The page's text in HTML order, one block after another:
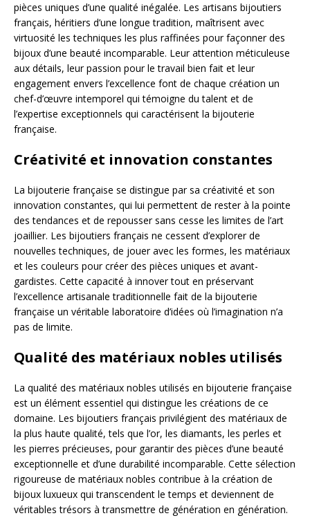
pièces uniques d’une qualité inégalée. Les artisans bijoutiers
français, héritiers d’une longue tradition, maîtrisent avec
virtuosité les techniques les plus raffinées pour façonner des
bijoux d’une beauté incomparable. Leur attention méticuleuse
aux détails, leur passion pour le travail bien fait et leur
engagement envers l’excellence font de chaque création un
chef-d’œuvre intemporel qui témoigne du talent et de
l’expertise exceptionnels qui caractérisent la bijouterie
française.
Créativité et innovation constantes
La bijouterie française se distingue par sa créativité et son
innovation constantes, qui lui permettent de rester à la pointe
des tendances et de repousser sans cesse les limites de l’art
joaillier. Les bijoutiers français ne cessent d’explorer de
nouvelles techniques, de jouer avec les formes, les matériaux
et les couleurs pour créer des pièces uniques et avant-
gardistes. Cette capacité à innover tout en préservant
l’excellence artisanale traditionnelle fait de la bijouterie
française un véritable laboratoire d’idées où l’imagination n’a
pas de limite.
Qualité des matériaux nobles utilisés
La qualité des matériaux nobles utilisés en bijouterie française
est un élément essentiel qui distingue les créations de ce
domaine. Les bijoutiers français privilégient des matériaux de
la plus haute qualité, tels que l’or, les diamants, les perles et
les pierres précieuses, pour garantir des pièces d’une beauté
exceptionnelle et d’une durabilité incomparable. Cette sélection
rigoureuse de matériaux nobles contribue à la création de
bijoux luxueux qui transcendent le temps et deviennent de
véritables trésors à transmettre de génération en génération.